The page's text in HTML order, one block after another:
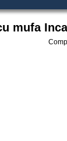
mufa